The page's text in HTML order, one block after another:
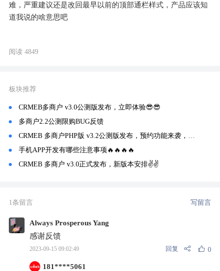
难，严重建议还是改回最早以前的顶部通栏样式，产品应该知
道我说的啥意思吧
阅读 4849
板块推荐
CRMEB多商户 v3.0公测版发布，立即体验😎😎
多商户2.2公测限购BUG反馈
CRMEB 多商户PHP版 v3.2公测版发布，预约功能来袭，欢迎体验~
手机APP开发有哪些注意事项🔥🔥🔥🔥
CRMEB 多商户 v3.0正式发布，新版本安排✌️✌️
1条留言 写留言
Always Prosperous Yang
感谢反馈
2023-09-15 09:02:49 回复 0
181****5061